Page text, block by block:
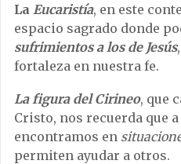
La Eucaristía, en este
espacio sagrado donde
sufrimientos a los de Jesús
fortaleza en nuestra fe.
La figura del Cirineo, que
Cristo, nos recuerda que
encontramos en
permiten ayudar a otros.